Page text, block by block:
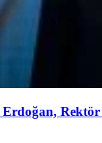
Erdoğan,